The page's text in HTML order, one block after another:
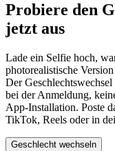
Probiere den
jetzt aus
Lade ein Selfie hoch,
photorealistische
Der
bei der Anmeldung,
App-Installation. Poste
TikTok, Reels oder in
Geschlecht wechseln